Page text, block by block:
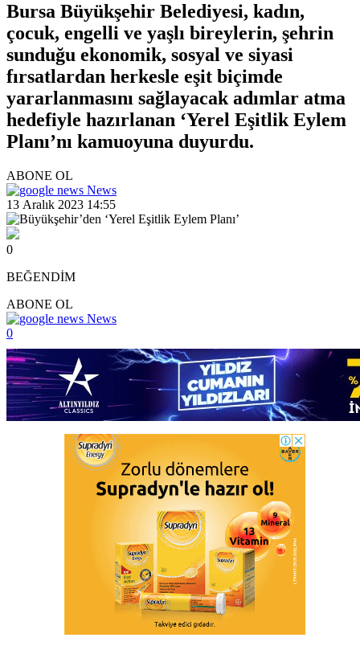
Bursa Büyükşehir Belediyesi, kadın,
çocuk, engelli ve yaşlı bireylerin, şehrin
sunduğu ekonomik, sosyal ve siyasi
fırsatlardan herkesle eşit biçimde
yararlanmasını sağlayacak adımlar atma
hedefiyle hazırlanan ‘Yerel Eşitlik Eylem
Planı’nı kamuoyuna duyurdu.
ABONE OL
News
13 Aralık 2023 14:55
0
BEĞENDİM
ABONE OL
News
0